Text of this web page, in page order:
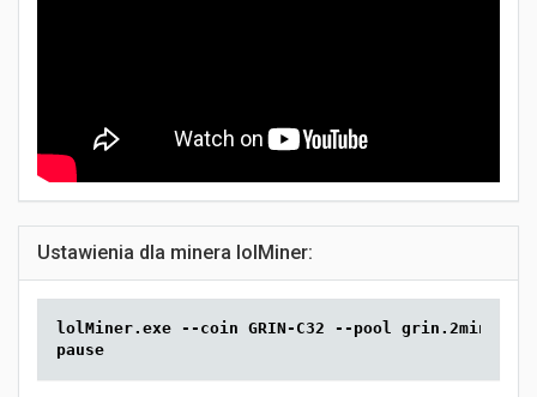
Ustawienia dla minera lolMiner:
lolMiner.exe --coin GRIN-C32 --pool
pause